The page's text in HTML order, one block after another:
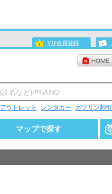
VIP会員登録
アウトレット レンタカー ガソリン割引
マップで探す